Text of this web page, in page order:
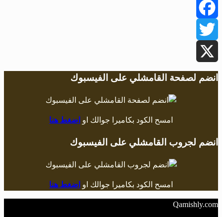
Facebook
Twitter
X
انضم لصفحة القامشلي على الفيسبوك
امسح الكود بكاميرا جوالك او اضغط هنا
انضم لجروب القامشلي على الفيسبوك
امسح الكود بكاميرا جوالك او اضغط هنا
Qamishly.com